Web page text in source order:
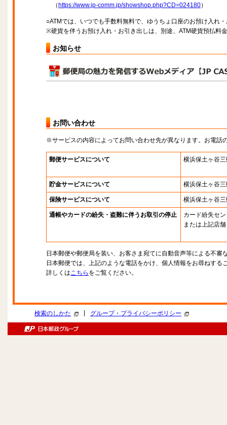
（ https://www.jp-comm.jp/showshop.php?CD=024180）
○ATMでは、いつでも手数料無料で、ゆうちょ口座のお預け入れ
※硬貨を伴うお預け入れ・お引き出しは、別途、ATM硬貨預払料
お知らせ
お問い合わせ
※サービスの内容によってお問い合わせ先が異なります。お電話
郵便サービスについて 横浜保土ヶ谷
貯金サービスについて 横浜保土ヶ谷
保険サービスについて 横浜保土ヶ谷
通帳やカードの紛失・盗難に伴うお取引の停止
カード紛失セ
または上記店舗
日本郵便や郵便局を装い、お客さま宛てに自動音声等による不審
日本郵便では、上記のような電話をかけ、個人情報をお尋ねする
詳しくはこちら をご覧ください。
検索のしかた グループ・プライバシーポリシー